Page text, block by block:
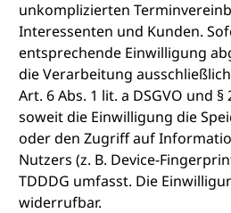
unkomplizierten
Interessenten und Kunden.
entsprechende Einwilligung
die Verarbeitung
Art. 6 Abs. 1 lit. a DSGVO und §
soweit die Einwilligung die
oder den Zugriff auf
Nutzers (z. B. Device-
TDDDG umfasst. Die
widerrufbar.